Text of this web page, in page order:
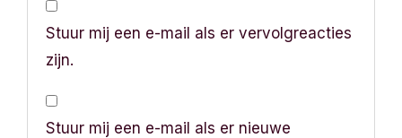
Stuur mij een e-mail als er vervolgreacties
zijn.
Stuur mij een e-mail als er nieuwe